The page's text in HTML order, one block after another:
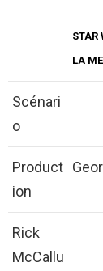
STAR
LA
Scénari
o
Product
ion
Rick
McCallu